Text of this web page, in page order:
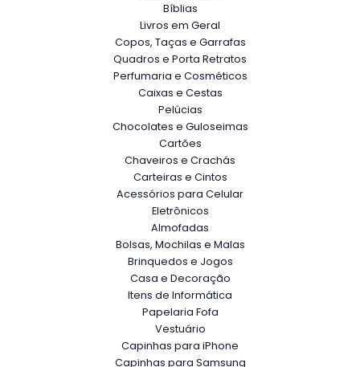
Bíblias
Livros em Geral
Copos, Taças e Garrafas
Quadros e Porta Retratos
Perfumaria e Cosméticos
Caixas e Cestas
Pelúcias
Chocolates e Guloseimas
Cartões
Chaveiros e Crachás
Carteiras e Cintos
Acessórios para Celular
Eletrônicos
Almofadas
Bolsas, Mochilas e Malas
Brinquedos e Jogos
Casa e Decoração
Itens de Informática
Papelaria Fofa
Vestuário
Capinhas para iPhone
Capinhas para Samsung